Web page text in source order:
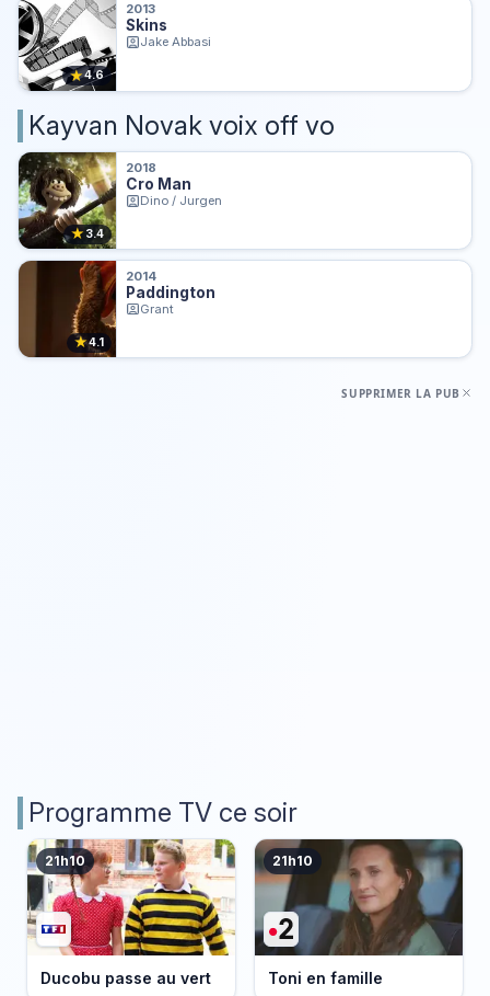
★4.6
2013
Skins
Jake Abbasi
Kayvan Novak voix off vo
★3.4
2018
Cro Man
Dino / Jurgen
★4.1
2014
Paddington
Grant
SUPPRIMER LA PUB
Programme TV ce soir
21h10
Ducobu passe au vert
21h10
Toni en famille